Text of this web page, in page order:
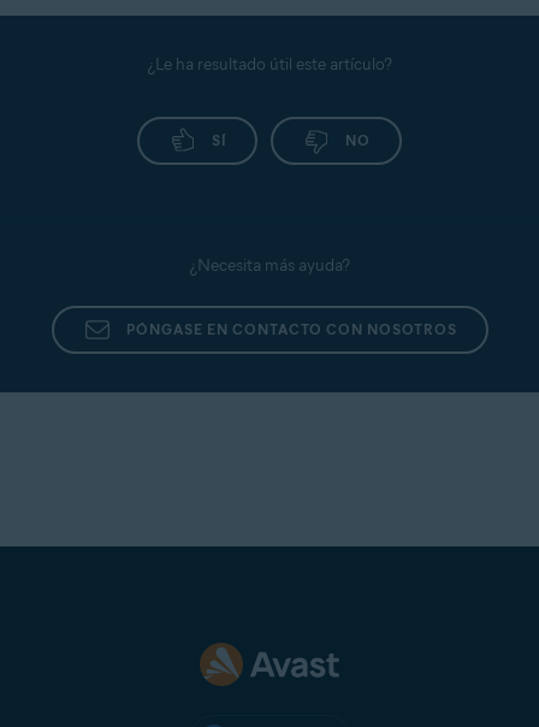
¿Le ha resultado útil este artículo?
SÍ NO
¿Necesita más ayuda?
PÓNGASE EN CONTACTO CON NOSOTROS